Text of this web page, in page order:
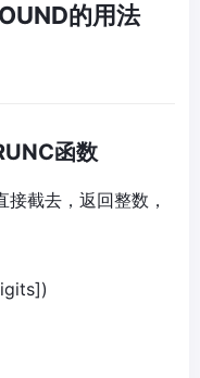
的用法
函数
截去，返回整数，